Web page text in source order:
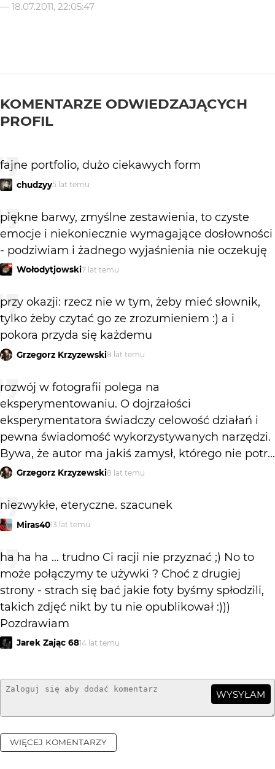
— 18.07.2011, 22:05:47
KOMENTARZE ODWIEDZAJĄCYCH
PROFIL
fajne portfolio, dużo ciekawych form
chudzyy5 lat temu
piękne barwy, zmyślne zestawienia, to czyste
emocje i niekoniecznie wymagające dosłowności
- podziwiam i żadnego wyjaśnienia nie oczekuję
Wołodytjowski7 lat temu
przy okazji: rzecz nie w tym, żeby mieć słownik,
tylko żeby czytać go ze zrozumieniem :) a i
pokora przyda się każdemu
Grzegorz Krzyzewski8 lat temu
rozwój w fotografii polega na
eksperymentowaniu. O dojrzałości
eksperymentatora świadczy celowość działań i
pewna świadomość wykorzystywanych narzędzi.
Bywa, że autor ma jakiś zamysł, którego nie potr...
Grzegorz Krzyzewski8 lat temu
niezwykłe, eteryczne. szacunek
Miras4013 lat temu
ha ha ha ... trudno Ci racji nie przyznać ;) No to
może połączymy te używki ? Choć z drugiej
strony - strach się bać jakie foty byśmy spłodzili,
takich zdjęć nikt by tu nie opublikował :)))
Pozdrawiam
Jarek Zając 6814 lat temu
WYSYŁAM
WIĘCEJ KOMENTARZY